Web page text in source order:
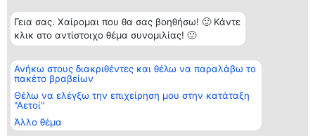
Γεια σας. Χαίρομαι που θα σας βοηθήσω! 🙂 Κάντε
κλικ στο αντίστοιχο θέμα συνομιλίας! 🙂
Ανήκω στους διακριθέντες και θέλω να παραλάβω το
πακέτο βραβείων
Θέλω να ελέγξω την επιχείρηση μου στην κατάταξη
"Αετοί"
Άλλο θέμα
Διοργανωτής της
κατάταξης
BEAUTIFUL COMPANY
ΤΗΛ. ΕΠΙΚΟΙΝΩΝΙΑΣ:
2104128019
email:
aetoi@beautifulcompany.co
Κατάταξη
Διακριθέντες
των
διακριθέντων
προϋποθέσεις
Επικοινωνία
Επικοινωνία